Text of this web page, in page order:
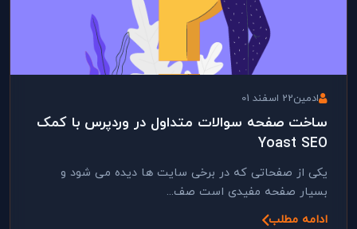
ادمین22 اسفند 01
ساخت صفحه سوالات متداول در وردپرس با کمک
Yoast SEO
یکی از صفحاتی که در برخی سایت ها دیده می شود و
بسیار صفحه مفیدی است صف...
ادامه مطلب